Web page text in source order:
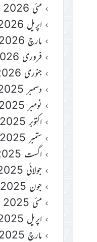
مئی 2026
اپریل 2026
مارچ 2026
فروری 2026
جنوری 2026
دسمبر 2025
نومبر 2025
اکتوبر 2025
ستمبر 2025
اگست 2025
جولائی 2025
جون 2025
مئی 2025
اپریل 2025
مارچ 2025